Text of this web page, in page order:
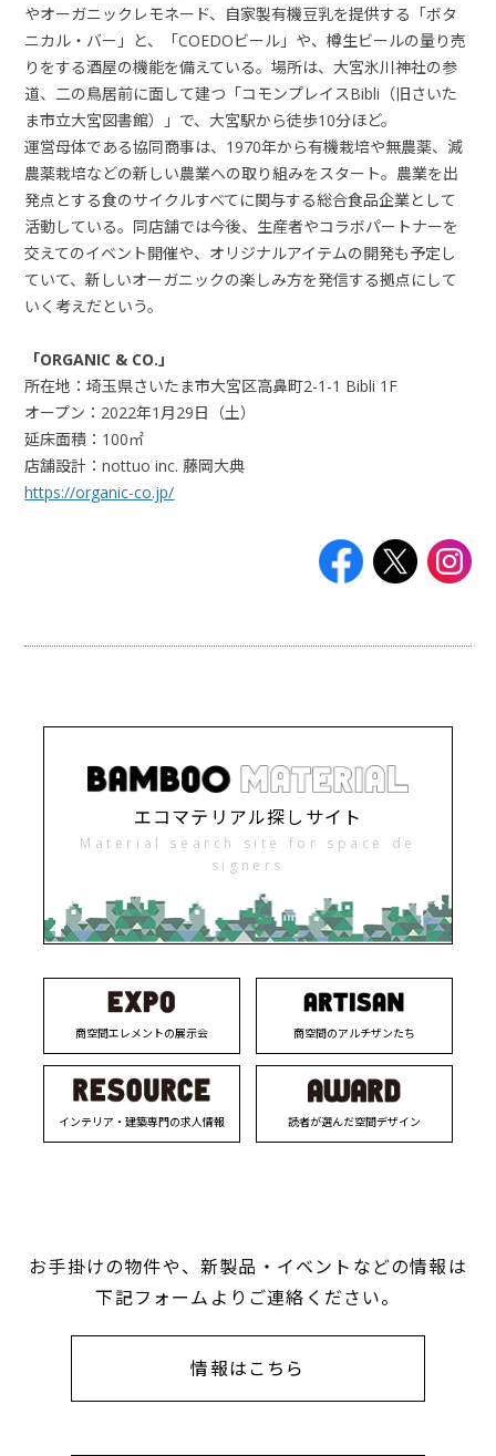
やオーガニックレモネード、自家製有機豆乳を提供する「ボタ
ニカル・バー」と、「COEDOビール」や、樽生ビールの量り売
りをする酒屋の機能を備えている。場所は、大宮氷川神社の参
道、二の鳥居前に面して建つ「コモンプレイスBibli （旧さいた
ま市立大宮図書館）」で、大宮駅から徒歩10分ほど。
運営母体である協同商事は、 1970年から有機栽培や無農薬、減
農薬栽培などの新しい農業への取り組みをスタート。農業を出
発点とする食のサイクルすべてに関与する総合食品企業として
活動している。同店舗では今後、生産者やコラボパートナーを
交えてのイベント開催や、オリジナルアイテムの開発も予定し
ていて、新しいオーガニックの楽しみ方を発信する拠点にして
いく考えだという。
「ORGANIC & CO. 」
所在地：埼玉県さいたま市大宮区高鼻町2-1-1 Bibli 1F
オープン： 2022年1 月29日（土）
延床面積： 100㎡
店舗設計：nottuo inc.藤岡大典
https://organic-co.jp/
エコマテリアル探しサイト
Material search site for space de
signers
商空間エレメントの展示会 商空間のアルチザンたち
インテリア・建築専門の求人情報 読者が選んだ空間デザイン
お手掛けの物件や、新製品・イベントなどの情報は
下記フォームよりご連絡ください。
情報はこちら